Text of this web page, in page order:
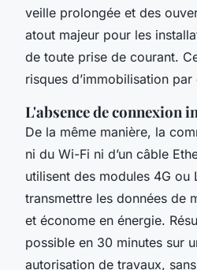
veille prolongée et des
atout majeur pour les
de toute prise de courant.
risques d’immobilisation
L'absence de connexion
De la même manière, la
ni du Wi-Fi ni d’un câble
utilisent des modules 4G ou
transmettre les données de
et économe en énergie.
possible en 30 minutes sur
autorisation de travaux,